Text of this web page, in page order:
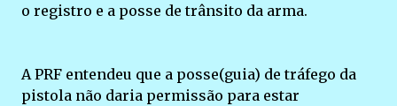
o registro e a posse de trânsito da arma.
A PRF entendeu que a posse(guia) de tráfego da
pistola não daria permissão para estar